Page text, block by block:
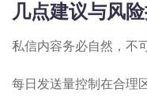
几点建议与风
私信内容务必自然，不
每日发送量控制在合理